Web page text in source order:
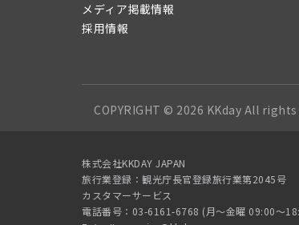
メディア掲載情報
採用情報
COPYRIGHT © 2026 KKday All
株式会社KKDAY JAPAN
旅行業登録：観光庁長官登録旅行業第2045号
カスタマーサービス
電話番号：03-6161-6768 (月〜金曜 09:00〜